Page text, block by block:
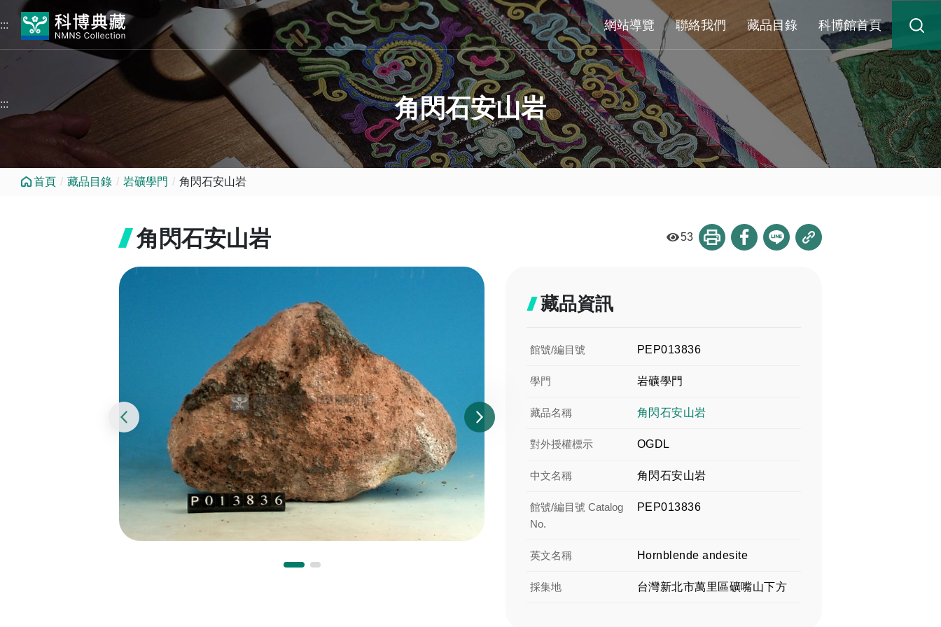
跳到中央內容區塊
:::
網站導覽 聯絡我們 藏品目錄 科博館首頁
角閃石安山岩
:::
首頁 藏品目錄 岩礦學門 角閃石安山岩
角閃石安山岩 53
藏品資訊
館號/編目號 PEP013836
學門 岩礦學門
藏品名稱 角閃石安山岩
對外授權標示 OGDL
中文名稱 角閃石安山岩
館號/編目號 Catalog
No.
PEP013836
英文名稱 Hornblende andesite
採集地 台灣新北市萬里區礦嘴山下方